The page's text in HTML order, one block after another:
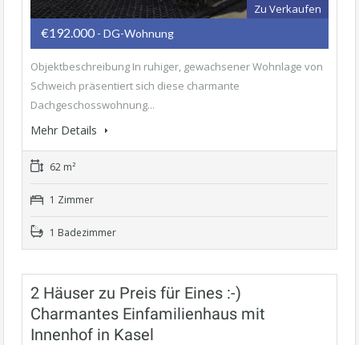
Zu Verkaufen
€192.000 - DG-Wohnung
Objektbeschreibung In ruhiger, gewachsener Wohnlage von
Schweich präsentiert sich diese charmante
Dachgeschosswohnung...
Mehr Details
62 m²
1 Zimmer
1 Badezimmer
2 Häuser zu Preis für Eines :-)
Charmantes Einfamilienhaus mit
Innenhof in Kasel